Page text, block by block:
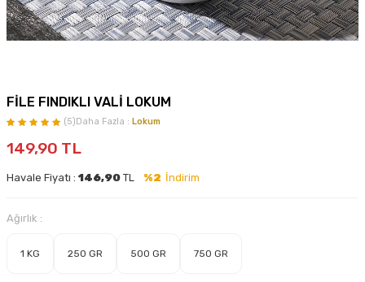
FİLE FINDIKLI VALİ LOKUM
(5) Daha Fazla : Lokum
149,90 TL
Havale Fiyatı : 146,90 TL %2 İndirim
Ağırlık :
1 KG 250 GR 500 GR 750 GR